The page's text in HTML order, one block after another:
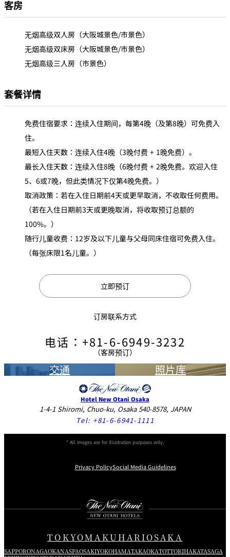
客房
无烟高级双人房（大阪城景色/市景色）
无烟高级双床房（大阪城景色/市景色）
无烟高级三人房（市景色）
套餐详情
免费住宿要求：连续入住期间，每第4晚（及第8晚）可免费入
住。
最短入住天数：连续入住4晚（3晚付费 + 1晚免费）。
最长入住天数：连续入住8晚（6晚付费 + 2晚免费。欢迎入住
5、6或7晚，但此类情况下仅第4晚免费。）
取消政策：若在入住日期前4天或更早取消，不收取任何费用。
（若在入住日期前3天或更晚取消，将收取预订总额的
100%。）
随行儿童收费：12岁及以下儿童与父母同床住宿可免费入住。
（每张床限1名儿童。）
立即预订
订房联系方式
电话：+81-6-6949-3232
（客房预订）
交通 照片库
Hotel New Otani Osaka
1-4-1 Shiromi, Chuo-ku, Osaka 540-8578, JAPAN
Tel: +81-6-6941-1111
* All images are for illustration purposes only.
Privacy PolicySocial Media Guidelines
TOKYOMAKUHARIOSAKA
SAPPORONAGAOKANASPAOSAKIYOKOHAMATAKAOKATOTTORIHAKATASAGA